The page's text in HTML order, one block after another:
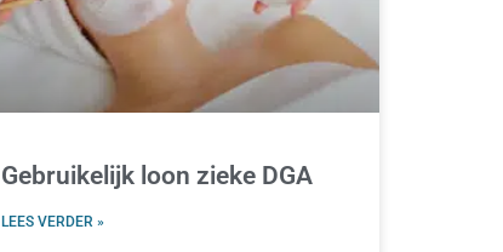
Gebruikelijk loon zieke DGA
LEES VERDER »